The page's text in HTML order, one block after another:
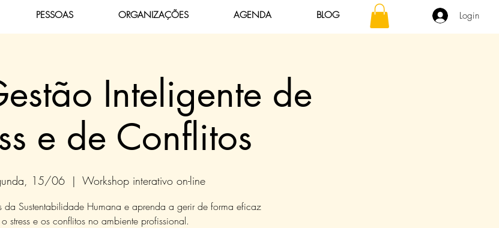
PESSOAS ORGANIZAÇÕES AGENDA BLOG Login
Inteligente de
e de Conflitos
15/06
  |
Workshop interativo on-line
da Sustentabilidade Humana e aprenda a gerir de forma eficaz
o stress e os conflitos no ambiente profissional.